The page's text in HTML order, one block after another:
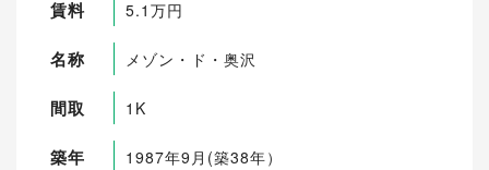
賃料 5.1万円
名称 メゾン・ド・奥沢
間取 1K
築年 1987年9月(築38年）